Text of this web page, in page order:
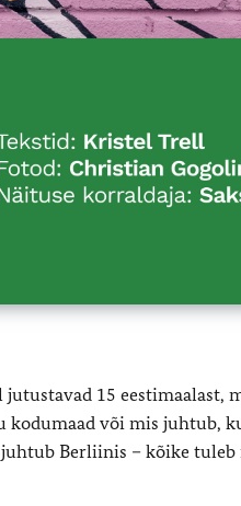
15 eestimaalast,
kodumaad või mis juhtub,
juhtub Berliinis – kõike tuleb